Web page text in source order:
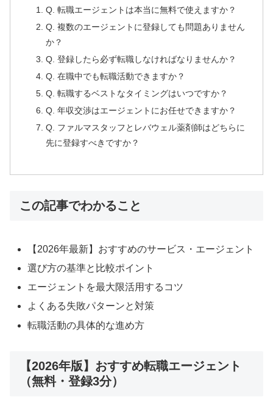
Q. 転職エージェントは本当に無料で使えますか？
Q. 複数のエージェントに登録しても問題ありません
か？
Q. 登録したら必ず転職しなければなりませんか？
Q. 在職中でも転職活動できますか？
Q. 転職するベストなタイミングはいつですか？
Q. 年収交渉はエージェントにお任せできますか？
Q. ファルマスタッフとレバウェル薬剤師はどちらに
先に登録すべきですか？
この記事でわかること
【2026年最新】おすすめのサービス・エージェント
選び方の基準と比較ポイント
エージェントを最大限活用するコツ
よくある失敗パターンと対策
転職活動の具体的な進め方
【2026年版】おすすめ転職エージェント
（無料・登録3分）